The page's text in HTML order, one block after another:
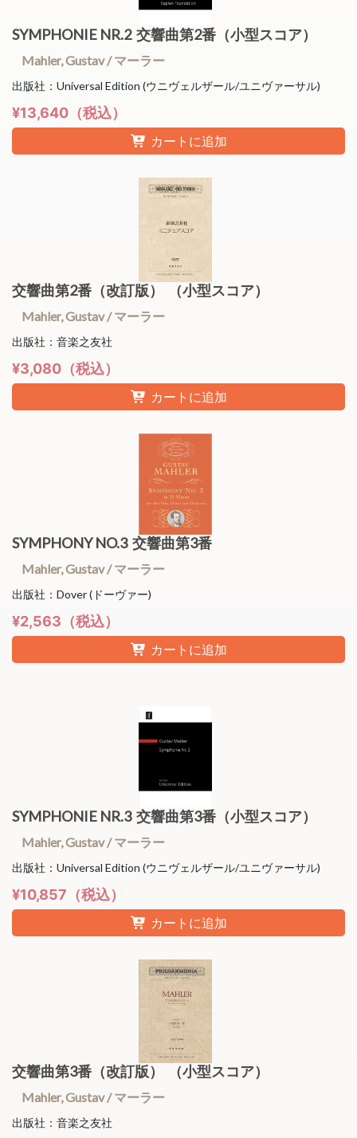
SYMPHONIE NR.2 交響曲第2番（小型スコア）
Mahler, Gustav / マーラー
出版社：Universal Edition (ウニヴェルザール/ユニヴァーサル)
¥13,640（税込）
カートに追加
交響曲第2番（改訂版） （小型スコア）
Mahler, Gustav / マーラー
出版社：音楽之友社
¥3,080（税込）
カートに追加
SYMPHONY NO.3 交響曲第3番
Mahler, Gustav / マーラー
出版社：Dover (ドーヴァー)
¥2,563（税込）
カートに追加
SYMPHONIE NR.3 交響曲第3番（小型スコア）
Mahler, Gustav / マーラー
出版社：Universal Edition (ウニヴェルザール/ユニヴァーサル)
¥10,857（税込）
カートに追加
交響曲第3番（改訂版） （小型スコア）
Mahler, Gustav / マーラー
出版社：音楽之友社